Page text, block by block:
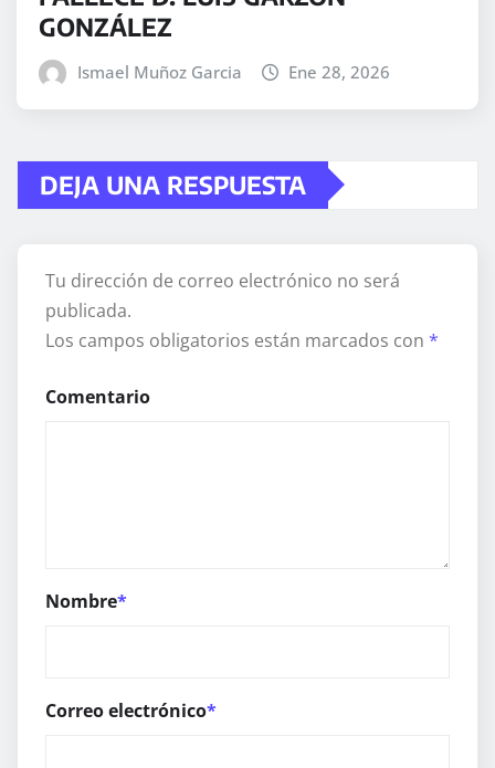
GONZÁLEZ
Ismael Muñoz Garcia Ene 28, 2026
DEJA UNA RESPUESTA
Tu dirección de correo electrónico no será
publicada.
Los campos obligatorios están marcados con *
Comentario
Nombre*
Correo electrónico*